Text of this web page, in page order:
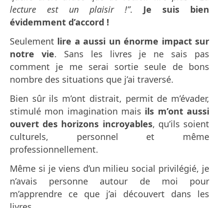
lecture est un plaisir !”. Je suis bien
évidemment d’accord !
Seulement lire a aussi un énorme impact sur
notre vie. Sans les livres je ne sais pas
comment je me serai sortie seule de bons
nombre des situations que j’ai traversé.
Bien sûr ils m’ont distrait, permit de m’évader,
stimulé mon imagination mais ils m’ont aussi
ouvert des horizons incroyables, qu’ils soient
culturels, personnel et même
professionnellement.
Même si je viens d’un milieu social privilégié, je
n’avais personne autour de moi pour
m’apprendre ce que j’ai découvert dans les